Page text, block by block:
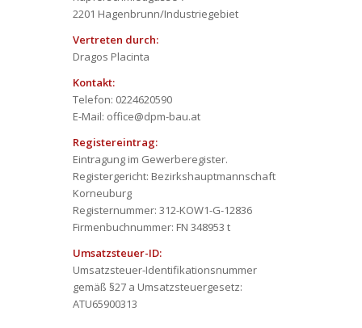
2201 Hagenbrunn/Industriegebiet
Vertreten durch:
Dragos Placinta
Kontakt:
Telefon: 0224620590
E-Mail: office@dpm-bau.at
Registereintrag:
Eintragung im Gewerberegister.
Registergericht: Bezirkshauptmannschaft
Korneuburg
Registernummer: 312-KOW1-G-12836
Firmenbuchnummer: FN 348953 t
Umsatzsteuer-ID:
Umsatzsteuer-Identifikationsnummer
gemäß §27 a Umsatzsteuergesetz:
ATU65900313